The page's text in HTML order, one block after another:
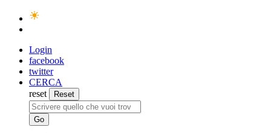
Login
facebook
twitter
CERCA
reset